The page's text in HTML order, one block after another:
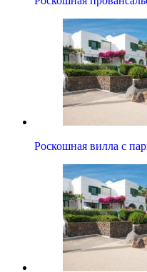
Роскошная вилла с